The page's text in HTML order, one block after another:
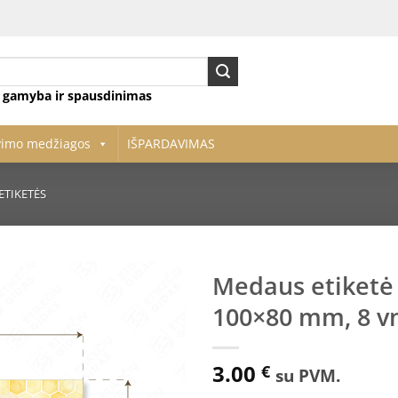
ir spausdinimas
medžiagos IŠPARDAVIMAS
Medaus
100×80 mm, 8
3.00 € su PVM.